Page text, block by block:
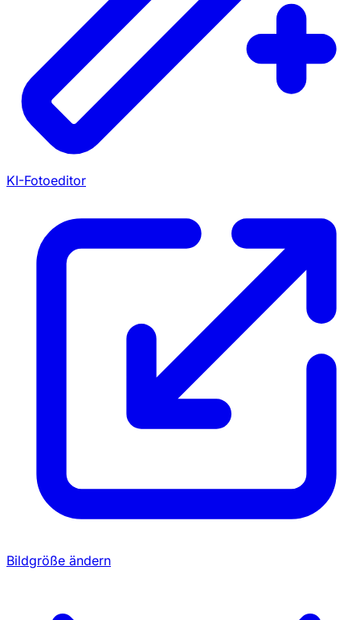
KI-Fotoeditor
Bildgröße ändern